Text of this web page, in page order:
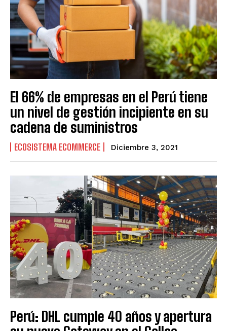
El 66% de empresas en el Perú tiene
un nivel de gestión incipiente en su
cadena de suministros
ECOSISTEMA ECOMMERCE Diciembre 3, 2021
Perú: DHL cumple 40 años y apertura